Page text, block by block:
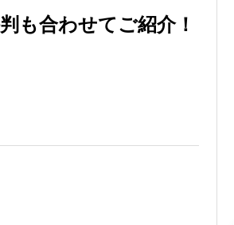
も合わせてご紹介！